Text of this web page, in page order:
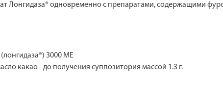
Лонгидаза® одновременно с препаратами, содержащими
3000 МЕ
какао - до получения суппозитория массой 1.3 г.